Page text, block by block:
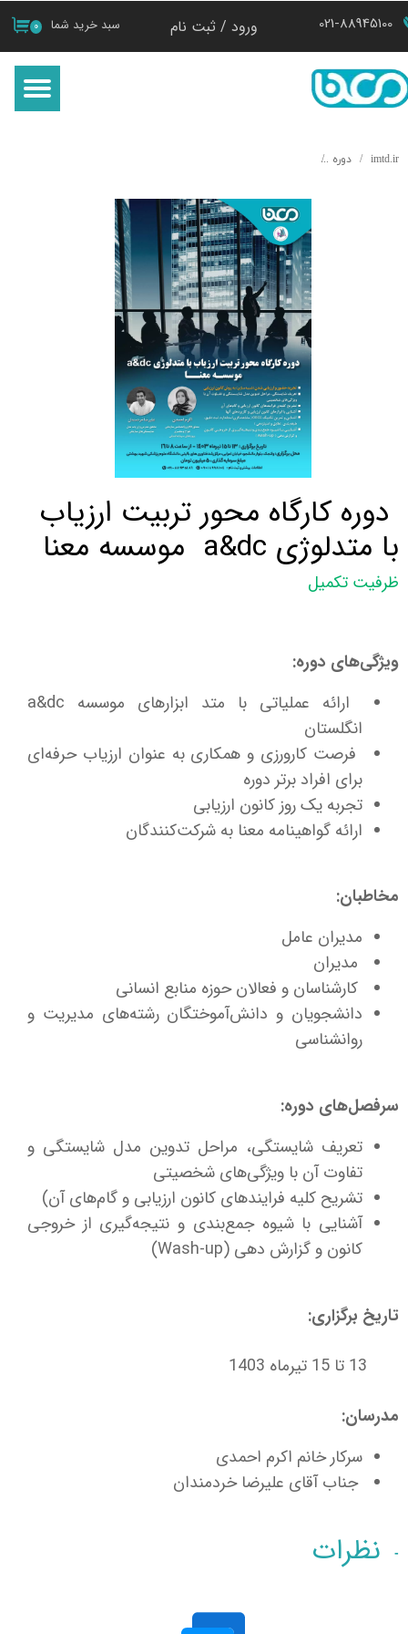
021-88945100 ۰ سبد خرید شما ورود / ثبت نام
تغییر گذر واژه
خروج از حساب کاربری
imtd.ir دوره
​دوره کارگاه محور تربیت ارزیاب
با متدلوژی a&dc موسسه معنا
ظرفیت تکمیل
ویژگی‌های دوره:
ارائه عملیاتی با متد ابزارهای موسسه a&dc
انگلستان
فرصت کارورزی و همکاری به عنوان ارزیاب حرفه‌ای
برای افراد برتر دوره
تجربه یک روز کانون ارزیابی
ارائه گواهینامه معنا به شرکت‌کنندگان
مخاطبان:
مدیران عامل
مدیران
کارشناسان و فعالان حوزه منابع انسانی
دانشجویان و دانش‌آموختگان رشته‌های مدیریت و
روانشناسی
سرفصل‌های دوره:
تعریف شایستگی، مراحل تدوین مدل شایستگی و
تفاوت آن با ویژگی‌های شخصیتی
تشریح کلیه فرایندهای کانون ارزیابی و گام‌های آن)
آشنایی با شیوه جمع‌بندی و نتیجه‌گیری از خروجی
کانون و گزارش دهی (Wash-up
)
تاریخ برگزاری:
مدرسان:
سرکار خانم اکرم احمدی
جناب آقای علیرضا خردمندان
نظرات